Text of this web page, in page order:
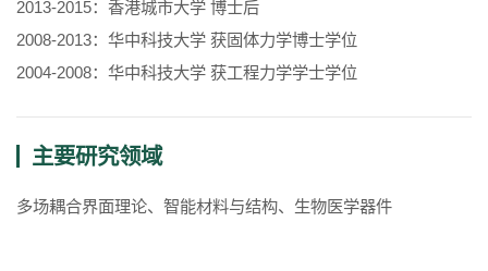
2013-2015：香港城市大学 博士后
2008-2013：华中科技大学 获固体力学博士学位
2004-2008：华中科技大学 获工程力学学士学位
主要研究领域
多场耦合界面理论、智能材料与结构、生物医学器件